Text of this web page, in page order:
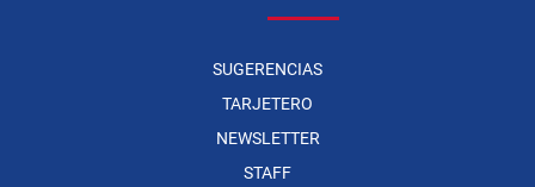
SUGERENCIAS
TARJETERO
NEWSLETTER
STAFF